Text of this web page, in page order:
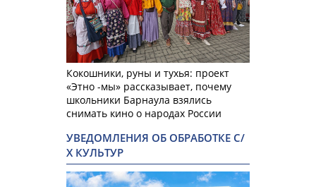
Кокошники, руны и тухья: проект
«Этно -мы» рассказывает, почему
школьники Барнаула взялись
снимать кино о народах России
УВЕДОМЛЕНИЯ ОБ ОБРАБОТКЕ С/
Х КУЛЬТУР